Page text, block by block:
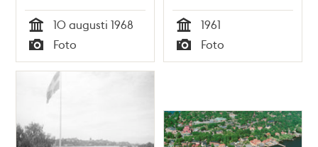
Masthamnen,
Danviksklippan och
nybyggnation på
Henriksdalsberget
Tid
10 augusti 1968
Typ
Foto
Beckholmen och
Djurgården
Tid
1961
Typ
Foto